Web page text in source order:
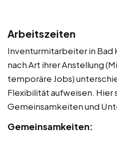
Arbeitszeiten
Inventurmitarbeiter in Bad
nach Art ihrer Anstellung
temporäre Jobs)
Flexibilität aufweisen. Hier
Gemeinsamkeiten und
Gemeinsamkeiten: